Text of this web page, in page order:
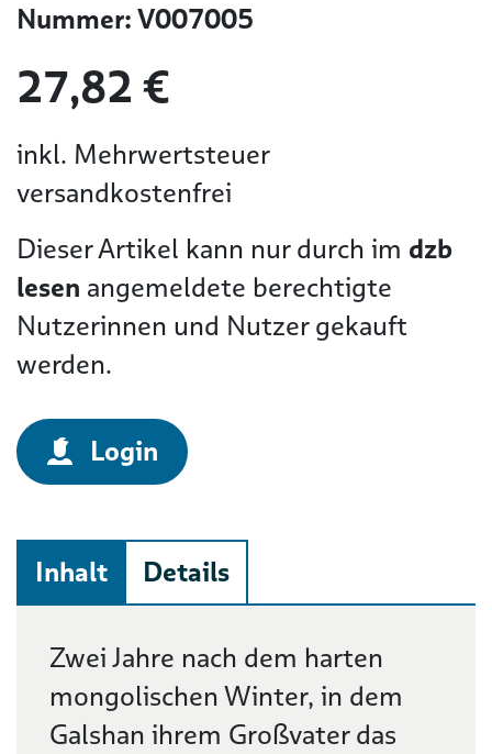
Nummer: V007005
27,82 €
inkl. Mehrwertsteuer
versandkostenfrei
Dieser Artikel kann nur durch im dzb
lesen angemeldete berechtigte
Nutzerinnen und Nutzer gekauft
werden.
Login
Inhalt Details
Beschreibung
Zwei Jahre nach dem harten
mongolischen Winter, in dem
Galshan ihrem Großvater das